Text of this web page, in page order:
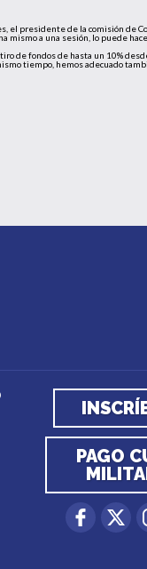
el presidente de la comisión de
mismo a una sesión, lo puede
de fondos de hasta un 10%
tiempo, hemos adecuado
PAGO